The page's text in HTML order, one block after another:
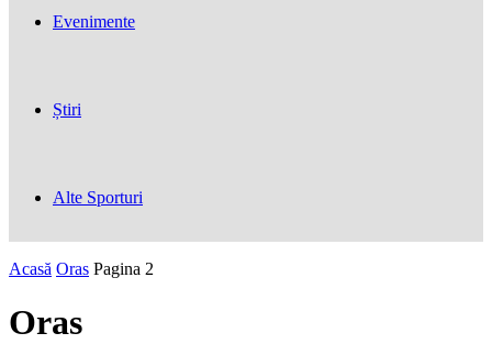
Evenimente
Știri
Alte Sporturi
Acasă Oras Pagina 2
Oras